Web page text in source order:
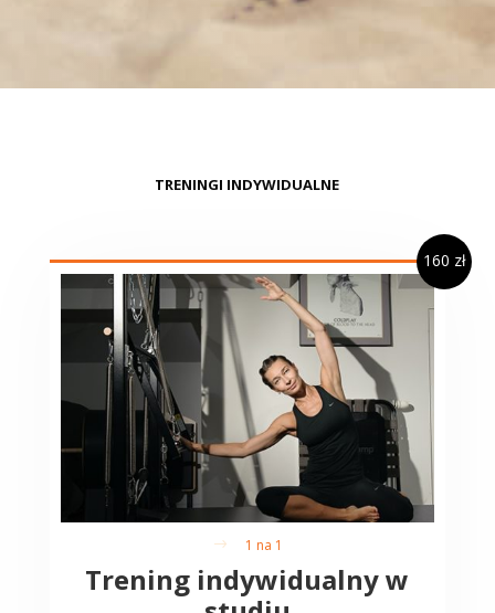
TRENINGI INDYWIDUALNE
$ 1 na 1
Trening indywidualny w
160 zł